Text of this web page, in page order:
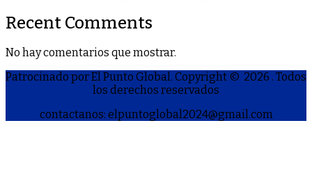
Recent Comments
No hay comentarios que mostrar.
Patrocinado por El Punto Global. Copyright © 2026 . Todos
los derechos reservados
contactanos: elpuntoglobal2024@gmail.com